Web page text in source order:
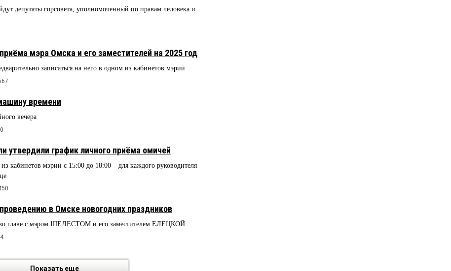
депутаты горсовета, уполномоченный по правам человека и
мэра Омска и его заместителей на 2025 год
записаться на него в одном из кабинетов мэрии
времени
вечера
утвердили график личного приёма омичей
кабинетов мэрии с 15:00 до 18:00 – для каждого руководителя
в Омске новогодних праздников
во главе с мэром ШЕЛЕСТОМ и его заместителем ЕЛЕЦКОЙ
Показать еще